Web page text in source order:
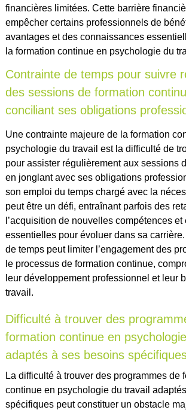
financières limitées. Cette barrière
empêcher certains professionnels de
avantages et des connaissances
la formation continue en psychologie du
Contrainte de temps pour suivre
des sessions de formation
conciliant ses obligations
Une contrainte majeure de la formation
psychologie du travail est la difficulté de
pour assister régulièrement aux sessions
en jonglant avec ses obligations
son emploi du temps chargé avec la
peut être un défi, entraînant parfois des
l’acquisition de nouvelles compétences
essentielles pour évoluer dans sa
de temps peut limiter l’engagement des
le processus de formation continue,
leur développement professionnel et leur
travail.
Difficulté à trouver des
formation continue en
adaptés à ses besoins
La difficulté à trouver des programmes de
continue en psychologie du travail
spécifiques peut constituer un obstacle